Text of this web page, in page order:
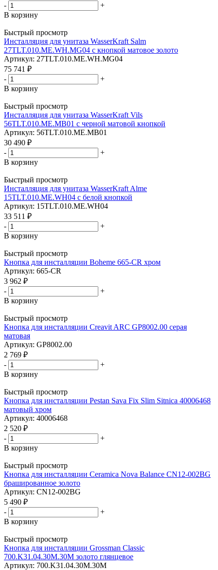
-
+
В корзину
Быстрый просмотр
Инсталляция для унитаза WasserKraft Salm
27TLT.010.ME.WH.MG04 с кнопкой матовое золото
Артикул: 27TLT.010.ME.WH.MG04
75 741 ₽
-
+
В корзину
Быстрый просмотр
Инсталляция для унитаза WasserKraft Vils
56TLT.010.ME.MB01 с черной матовой кнопкой
Артикул: 56TLT.010.ME.MB01
30 490 ₽
-
+
В корзину
Быстрый просмотр
Инсталляция для унитаза WasserKraft Alme
15TLT.010.ME.WH04 с белой кнопкой
Артикул: 15TLT.010.ME.WH04
33 511 ₽
-
+
В корзину
Быстрый просмотр
Кнопка для инсталляции Boheme 665-CR хром
Артикул: 665-CR
3 962 ₽
-
+
В корзину
Быстрый просмотр
Кнопка для инсталляции Creavit ARC GP8002.00 серая
матовая
Артикул: GP8002.00
2 769 ₽
-
+
В корзину
Быстрый просмотр
Кнопка для инсталляции Pestan Sava Fix Slim Sitnica 40006468
матовый хром
Артикул: 40006468
2 520 ₽
-
+
В корзину
Быстрый просмотр
Кнопка для инсталляции Ceramica Nova Balance CN12-002BG
брашированное золото
Артикул: CN12-002BG
5 490 ₽
-
+
В корзину
Быстрый просмотр
Кнопка для инсталляции Grossman Classic
700.K31.04.30M.30M золото глянцевое
Артикул: 700.K31.04.30M.30M